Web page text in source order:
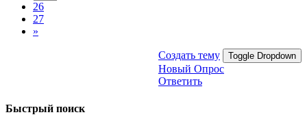
26
27
»
Создать тему Toggle Dropdown
Новый Опрос
Ответить
Быстрый поиск